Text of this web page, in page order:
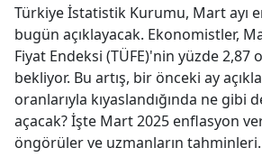
Türkiye İstatistik Kurumu, Mart ayı
bugün açıklayacak. Ekonomistler,
Fiyat Endeksi (TÜFE)'nin yüzde 2,87
bekliyor. Bu artış, bir önceki ay
oranlarıyla kıyaslandığında ne gibi
açacak? İşte Mart 2025 enflasyon
öngörüler ve uzmanların tahminleri.